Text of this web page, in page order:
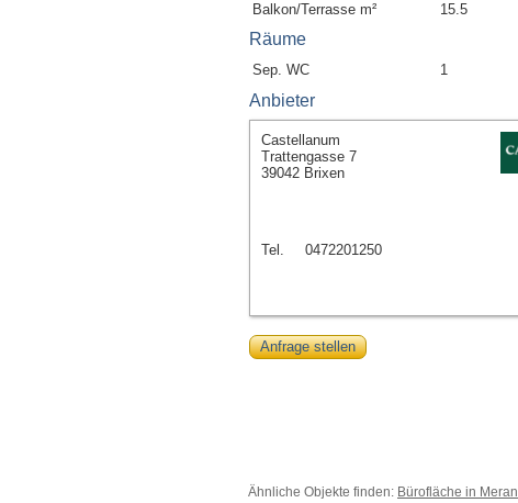
Balkon/Terrasse m²
15.5
Räume
Sep. WC 1
Anbieter
Castellanum
Trattengasse 7
39042 Brixen
Tel. 0472201250
Anfrage stellen
Ähnliche Objekte finden: Bürofläche in Meran